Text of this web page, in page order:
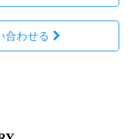
合わせる